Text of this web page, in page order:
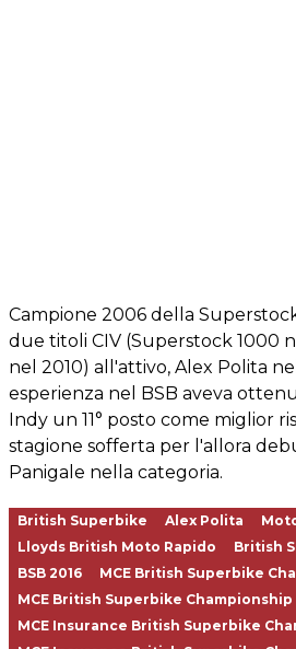
Campione 2006 della
due titoli CIV (Superstock 1000
nel 2010) all'attivo, Alex Polita
esperienza nel BSB aveva
Indy un 11° posto come miglior
stagione sofferta per l'allora
Panigale nella categoria.
British Superbike Alex Polita
Lloyds British Moto Rapido
British
BSB 2016
MCE British Superbike
MCE British Superbike Championship
MCE Insurance British Superbike